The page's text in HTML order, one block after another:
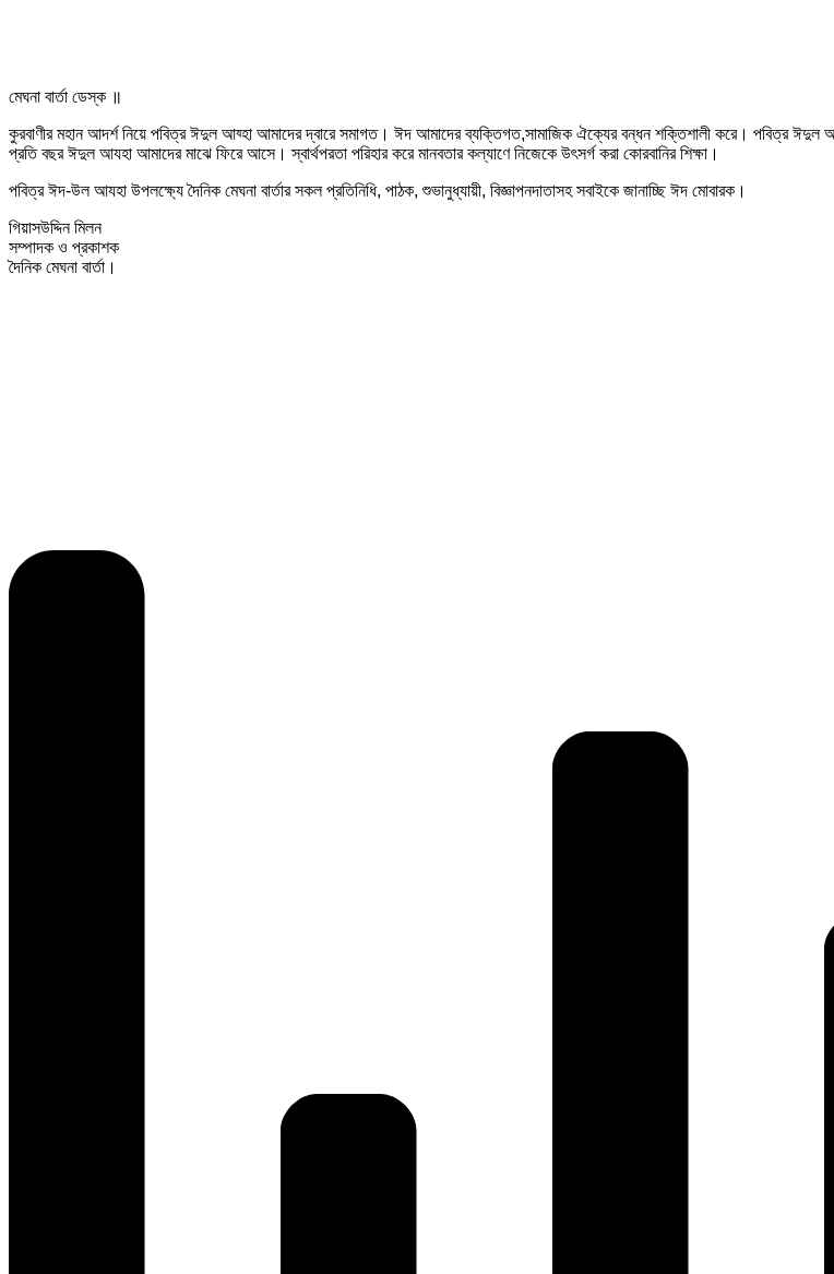
মেঘনা বার্তা ডেস্ক ॥
কুরবাণীর মহান আদর্শ নিয়ে পবিত্র ঈদুল আয্হা আমাদের দ্বারে সমাগত। ঈদ আমাদের ব্যক্তিগত,সামাজিক ঐক্যের বন্ধন শক্তিশালী করে। পবিত্র ঈদুল
প্রতি বছর ঈদুল আযহা আমাদের মাঝে ফিরে আসে। স্বার্থপরতা পরিহার করে মানবতার কল্যাণে নিজেকে উৎসর্গ করা কোরবানির শিক্ষা।
পবিত্র ঈদ-উল আযহা উপলক্ষ্যে দৈনিক মেঘনা বার্তার সকল প্রতিনিধি, পাঠক, শুভানুধ্যায়ী, বিজ্ঞাপনদাতাসহ সবাইকে জানাচ্ছি ঈদ মোবারক।
গিয়াসউদ্দিন মিলন
সম্পাদক ও প্রকাশক
দৈনিক মেঘনা বার্তা।